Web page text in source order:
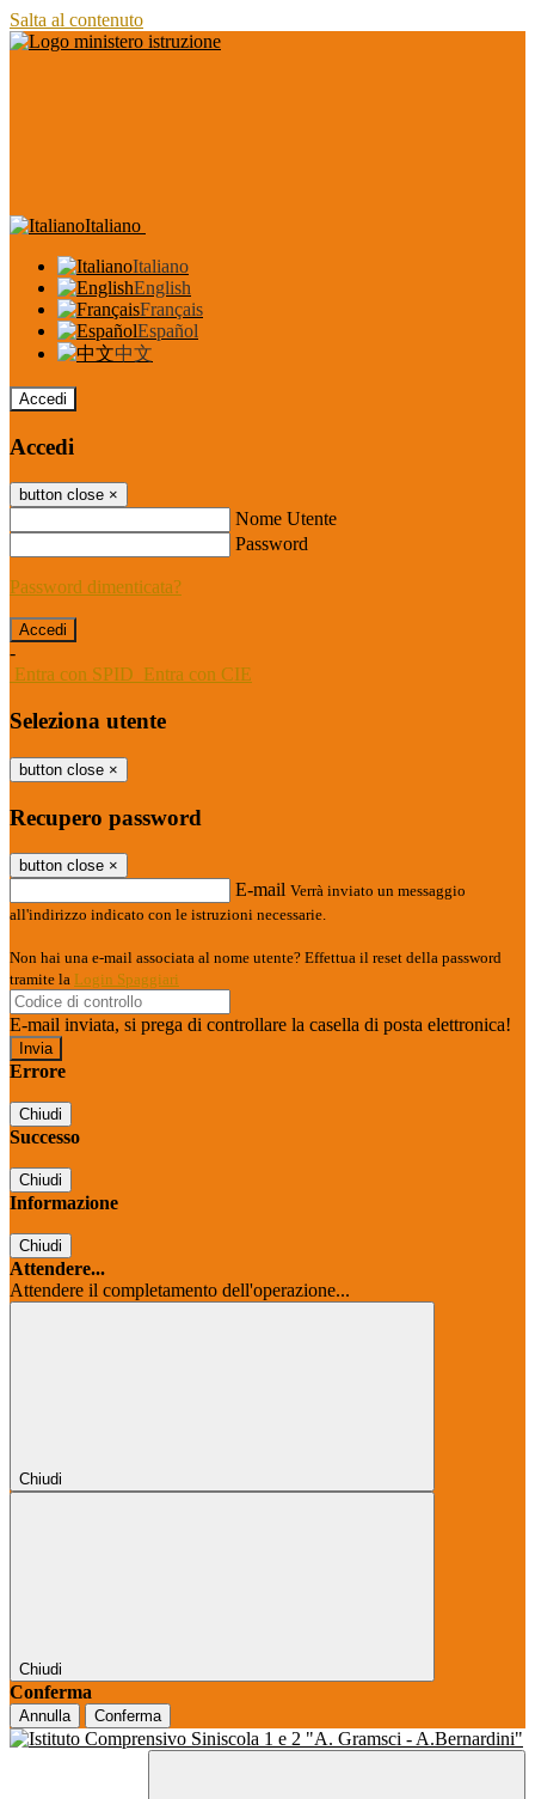
Salta al contenuto
Italiano
Italiano
English
Français
Español
中文
Accedi
Accedi
button close ×
Nome Utente
Password
Password dimenticata?
-
Entra con SPID Entra con CIE
Seleziona utente
button close ×
Recupero password
button close ×
E-mail Verrà inviato un messaggio
all'indirizzo indicato con le istruzioni necessarie.
Non hai una e-mail associata al nome utente? Effettua il reset della password
tramite la Login Spaggiari
E-mail inviata, si prega di controllare la casella di posta elettronica!
Errore
Chiudi
Successo
Chiudi
Informazione
Chiudi
Attendere...
Attendere il completamento dell'operazione...
Chiudi
Chiudi
Conferma
Annulla Conferma